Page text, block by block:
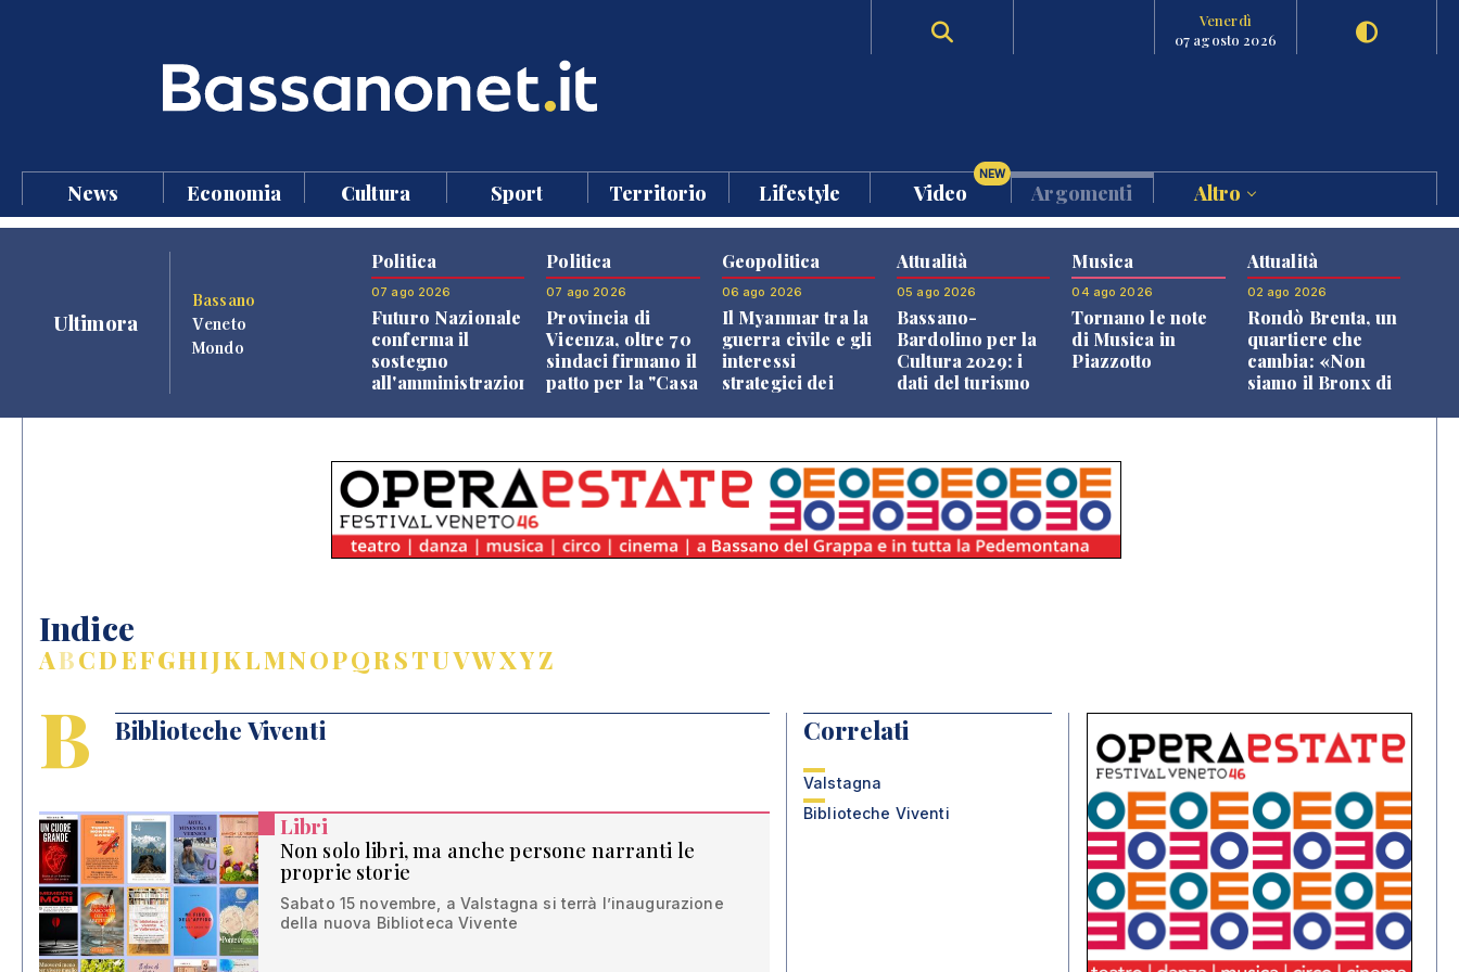
Venerdì
07 agosto 2026
News Economia Cultura Sport Territorio Lifestyle Video
NEW
Argomenti Altro
Ultimora
Bassano
Veneto
Mondo
Politica
07 ago 2026
Futuro Nazionale
conferma il
sostegno
all'amministrazione
Politica
07 ago 2026
Provincia di
Vicenza, oltre 70
sindaci firmano il
patto per la "Casa
Geopolitica
06 ago 2026
Il Myanmar tra la
guerra civile e gli
interessi
strategici dei
Attualità
05 ago 2026
Bassano-
Bardolino per la
Cultura 2029: i
dati del turismo
Musica
04 ago 2026
Tornano le note
di Musica in
Piazzotto
Attualità
02 ago 2026
Rondò Brenta, un
quartiere che
cambia: «Non
siamo il Bronx di
Indice
ABCDEFGHIJKLMNOPQRSTUVWXYZ
B Biblioteche Viventi
Libri
Non solo libri, ma anche persone narranti le
proprie storie
Sabato 15 novembre, a Valstagna si terrà l’inaugurazione
della nuova Biblioteca Vivente
Correlati
Valstagna
Biblioteche Viventi